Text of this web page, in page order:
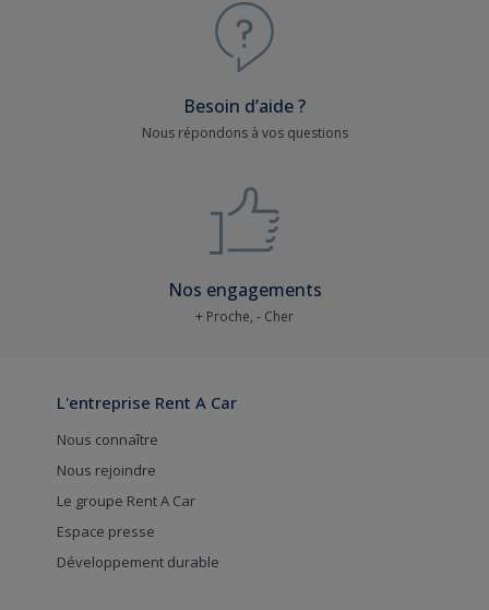
Besoin d’aide ?
Nous répondons à vos questions
Nos engagements
+ Proche, - Cher
L'entreprise Rent A Car
Nous connaître
Nous rejoindre
Le groupe Rent A Car
Espace presse
Développement durable